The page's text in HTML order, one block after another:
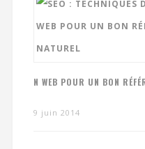
N WEB POUR UN BON
9 juin 2014